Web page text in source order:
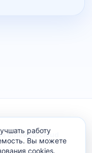
timeweb.cloud
работу
Вы можете
cookies.